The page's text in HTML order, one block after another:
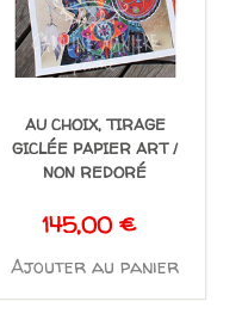
AU CHOIX, TIRAGE
GICLÉE PAPIER ART /
NON REDORÉ
145,00€
Ajouter au panier